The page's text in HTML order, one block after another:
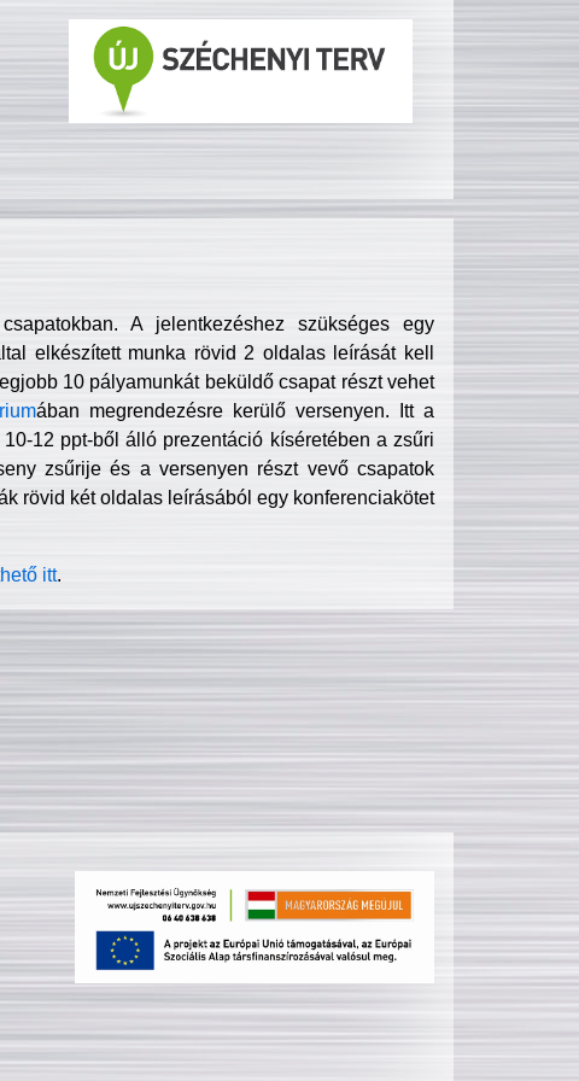
A jelentkezéshez szükséges egy
elkészített munka rövid 2 oldalas leírását kell
10 pályamunkát beküldő csapat részt vehet
ában megrendezésre kerülő versenyen. Itt a
12 ppt-ből álló prezentáció kíséretében a zsűri
zsűrije és a versenyen részt vevő csapatok
rövid két oldalas leírásából egy konferenciakötet
itt.